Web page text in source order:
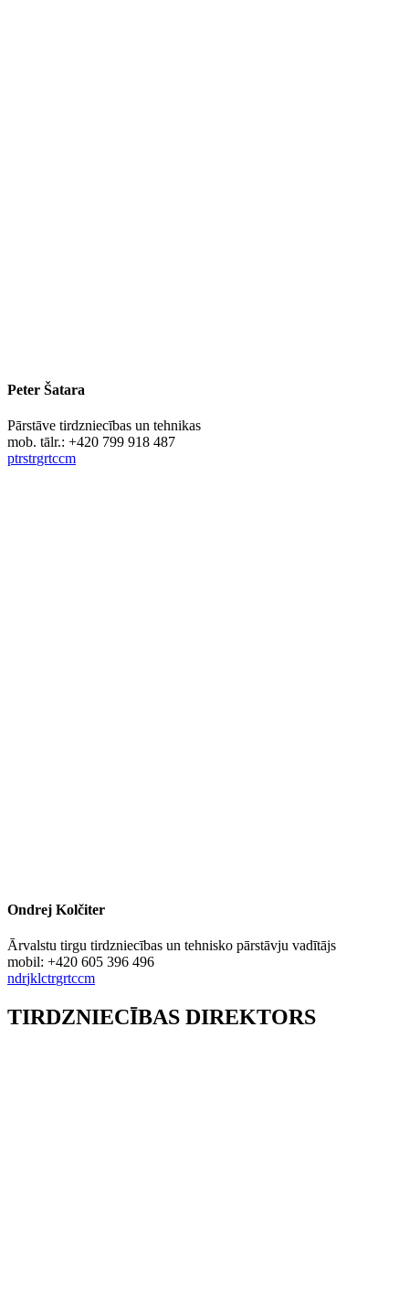
Peter Šatara
Pārstāve tirdzniecības un tehnikas
mob. tālr.: +420 799 918 487
ptrstrgrtccm
Ondrej Kolčiter
Ārvalstu tirgu tirdzniecības un tehnisko pārstāvju vadītājs
mobil: +420 605 396 496
ndrjklctrgrtccm
TIRDZNIECĪBAS DIREKTORS